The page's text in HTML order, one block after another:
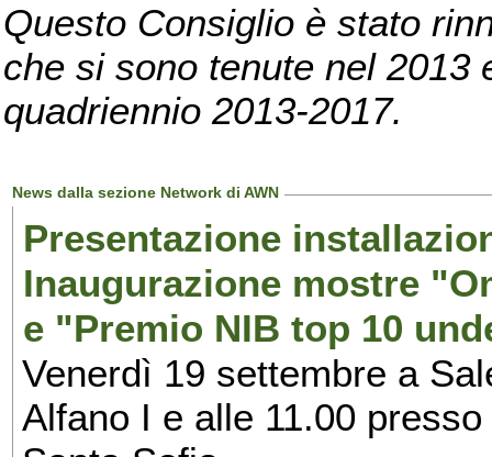
Questo Consiglio è stato
che si sono tenute nel 2013
quadriennio 2013-2017.
News dalla sezione Network di AWN
Presentazione
Inaugurazione mostre
e "Premio NIB top 10
Venerdì 19 settembre a
Alfano I e alle 11.00